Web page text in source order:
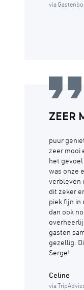
via
ZEER
puur
zeer mooi
het
was onze
verbleven
dit zeker
piek fijn in
dan ook
gasten
gezellig.
Serge!
Celine
via